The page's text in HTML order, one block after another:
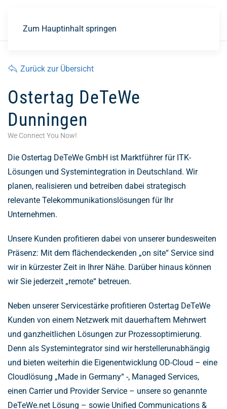
Zum Hauptinhalt springen
Zurück zur Übersicht
Ostertag DeTeWe
Dunningen
We Connect You Now!
Die Ostertag DeTeWe GmbH ist Marktführer für ITK-
Lösungen und Systemintegration in Deutschland. Wir
planen, realisieren und betreiben dabei strategisch
relevante Telekommunikationslösungen für Ihr
Unternehmen.
Unsere Kunden profitieren dabei von unserer bundesweiten
Präsenz: Mit dem flächendeckenden „on site“ Service sind
wir in kürzester Zeit in Ihrer Nähe. Darüber hinaus können
wir Sie jederzeit „remote“ betreuen.
Neben unserer Servicestärke profitieren Ostertag DeTeWe
Kunden von einem Netzwerk mit dauerhaftem Mehrwert
und ganzheitlichen Lösungen zur Prozessoptimierung.
Denn als Systemintegrator sind wir herstellerunabhängig
und bieten weiterhin die Eigenentwicklung OD-Cloud – eine
Cloudlösung „Made in Germany“ -, Managed Services,
einen Carrier und Provider Service – unsere so genannte
DeTeWe.net Lösung – sowie Unified Communications &